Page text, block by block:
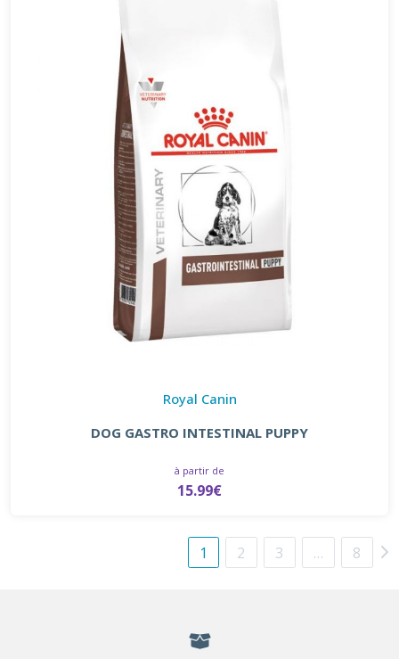
Royal Canin
DOG GASTRO INTESTINAL PUPPY
à partir de
15.99€
1 2 3 … 8